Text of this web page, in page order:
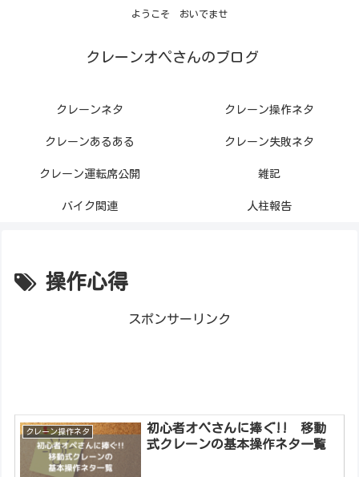
ようこそ おいでませ
クレーンオペさんのブログ
クレーンネタ クレーン操作ネタ
クレーンあるある クレーン失敗ネタ
クレーン運転席公開 雑記
バイク関連 人柱報告
操作心得
スポンサーリンク
クレーン操作ネタ
初心者オペさんに捧ぐ!! 移動
式クレーンの基本操作ネタ一覧